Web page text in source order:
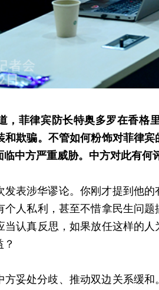
，菲律宾防长特奥多罗在香
和欺骗。不管如何粉饰对菲律
中方严重威胁。中方对此有何
发表涉华谬论。你刚才提到他
人私利，甚至不惜拿民生问
认真反思，如果放任这样的
方妥处分歧、推动双边关系缓